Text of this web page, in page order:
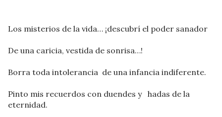
Los misterios de la vida… ¡descubrí el poder sanador
De una caricia, vestida de sonrisa…!
Borra toda intolerancia de una infancia indiferente.
Pinto mis recuerdos con duendes y hadas de la
eternidad.